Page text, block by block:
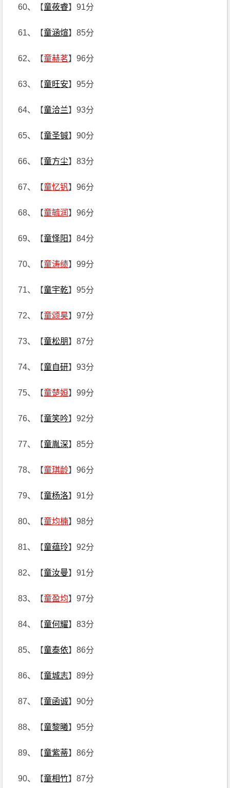
60、【童莜睿】91分
61、【童涵煊】85分
62、【童赫茗】96分
63、【童旺安】95分
64、【童洽兰】93分
65、【童圣铖】90分
66、【童方尘】83分
67、【童忆钒】96分
68、【童毓润 】96分
69、【童怿阳】84分
70、【童涛绩】99分
71、【童宇乾】95分
72、【童颂昊】97分
73、【童松朋】87分
74、【童自研】93分
75、【童楚姮】99分
76、【童笑吟】92分
77、【童胤深】85分
78、【童琪龄】96分
79、【童杨洛】91分
80、【童均楠】98分
81、【童蕴玲】92分
82、【童汝曼】91分
83、【童盈均】97分
84、【童何耀】83分
85、【童泰依】86分
86、【童城志】89分
87、【童函诚】90分
88、【童黎曦】95分
89、【童紫蒂】86分
90、【童相竹】87分